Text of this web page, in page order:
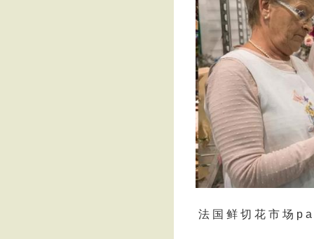
法 国 鲜 切 花 市 场 p